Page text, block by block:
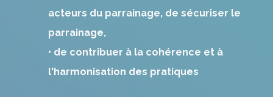
acteurs du parrainage, de sécuriser le
parrainage,
• de contribuer à la cohérence et à
l'harmonisation des pratiques